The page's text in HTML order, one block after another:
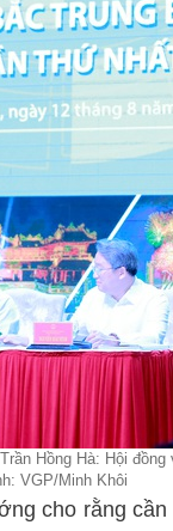
Hồng Hà: Hội
VGP/Minh Khôi
cho rằng